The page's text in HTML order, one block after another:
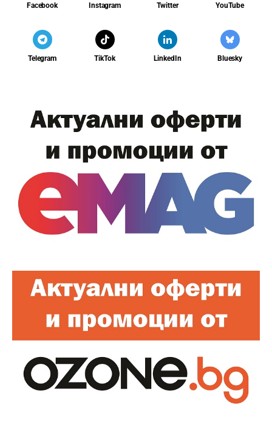
Facebook Instagram Twitter YouTube
Telegram TikTok LinkedIn Bluesky